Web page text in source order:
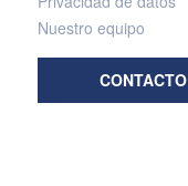
Nuestro equipo
CONTACTO